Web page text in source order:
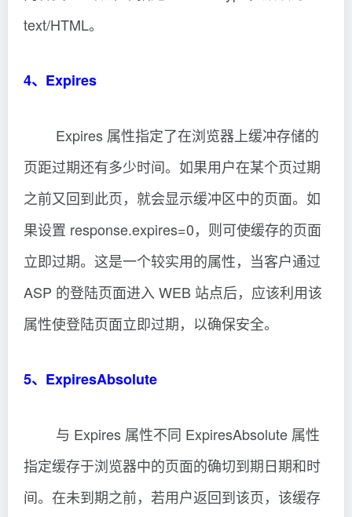
text/HTML。
4、Expires
Expires 属性指定了在浏览器上缓冲存储的
页距过期还有多少时间。如果用户在某个页过期
之前又回到此页，就会显示缓冲区中的页面。如
果设置 response.expires=0，则可使缓存的页面
立即过期。这是一个较实用的属性，当客户通过
ASP 的登陆页面进入 WEB 站点后，应该利用该
属性使登陆页面立即过期，以确保安全。
5、ExpiresAbsolute
与 Expires 属性不同 ExpiresAbsolute 属性
指定缓存于浏览器中的页面的确切到期日期和时
间。在未到期之前，若用户返回到该页，该缓存